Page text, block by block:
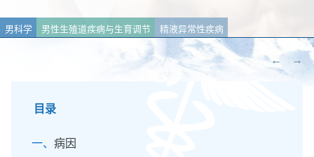
男科学 男性生殖道疾病与生育调节 精液异常性疾病
← →
目录
病因